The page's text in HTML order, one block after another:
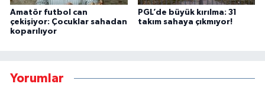
Amatör futbol can
çekişiyor: Çocuklar sahadan
koparılıyor
PGL’de büyük kırılma: 31
takım sahaya çıkmıyor!
Yorumlar